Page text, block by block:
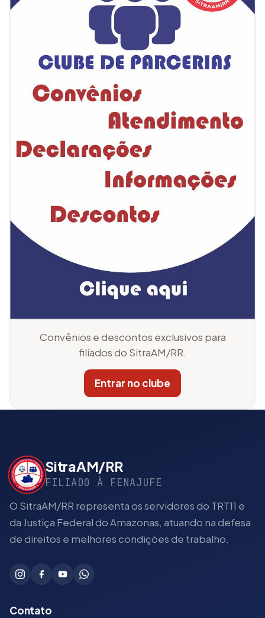
Convênios e descontos exclusivos para
filiados do SitraAM/RR.
Entrar no clube
SitraAM/RR
FILIADO À FENAJUFE
O SitraAM/RR representa os servidores do TRT11 e
da Justiça Federal do Amazonas, atuando na defesa
de direitos e melhores condições de trabalho.
Contato